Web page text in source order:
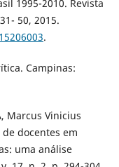
1995-2010. Revista
50, 2015.
.
Campinas:
Marcus Vinicius
docentes em
uma análise